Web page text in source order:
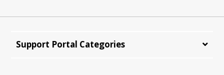
Support Portal Categories